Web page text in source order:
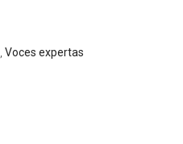
,Voces expertas